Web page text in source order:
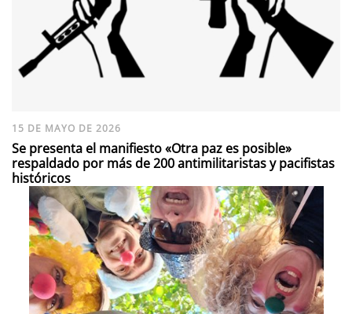
15 DE MAYO DE 2026
Se presenta el manifiesto «Otra paz es posible»
respaldado por más de 200 antimilitaristas y pacifistas
históricos